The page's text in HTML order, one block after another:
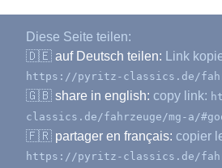
Diese Seite teilen:
🇩🇪 auf Deutsch teilen: Link
https://pyritz-classics.de/
🇬🇧 share in english: copy link:
classics.de/fahrzeuge/mg-a/
🇫🇷 partager en français: copier
https://pyritz-classics.de/